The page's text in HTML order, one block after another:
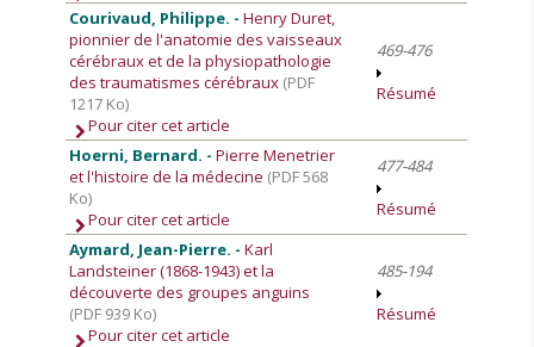
Courivaud, Philippe. -Henry Duret,
pionnier de l'anatomie des vaisseaux
cérébraux et de la physiopathologie
des traumatismes cérébraux (PDF
1217 Ko)
Pour citer cet article
469-476
Résumé
Hoerni, Bernard. -Pierre Menetrier
et l'histoire de la médecine (PDF 568
Ko)
Pour citer cet article
477-484
Résumé
Aymard, Jean-Pierre. -Karl
Landsteiner (1868-1943) et la
découverte des groupes anguins
(PDF 939 Ko)
Pour citer cet article
485-194
Résumé